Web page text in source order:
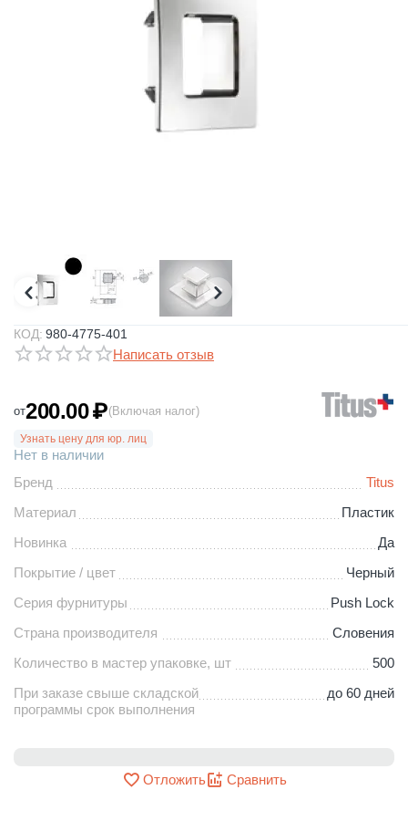
КОД: 980-4775-401
Написать отзыв
от200.00₽(Включая налог)
Узнать цену для юр. лиц
Нет в наличии
Бренд
Titus
Материал
Пластик
Новинка
Да
Покрытие / цвет
Черный
Серия фурнитуры
Push Lock
Страна производителя
Словения
Количество в мастер упаковке, шт
500
При заказе свыше складской
программы срок выполнения
до 60 дней
Отложить Сравнить